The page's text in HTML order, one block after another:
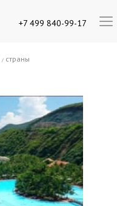
+7 499 840-99-17
/ страны